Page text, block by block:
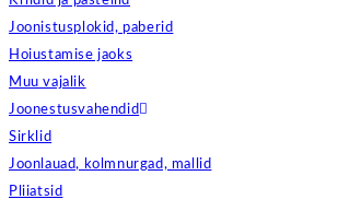
Joonistusplokid, paberid
Hoiustamise jaoks
Muu vajalik
Joonestusvahendid
Sirklid
Joonlauad, kolmnurgad, mallid
Pliiatsid